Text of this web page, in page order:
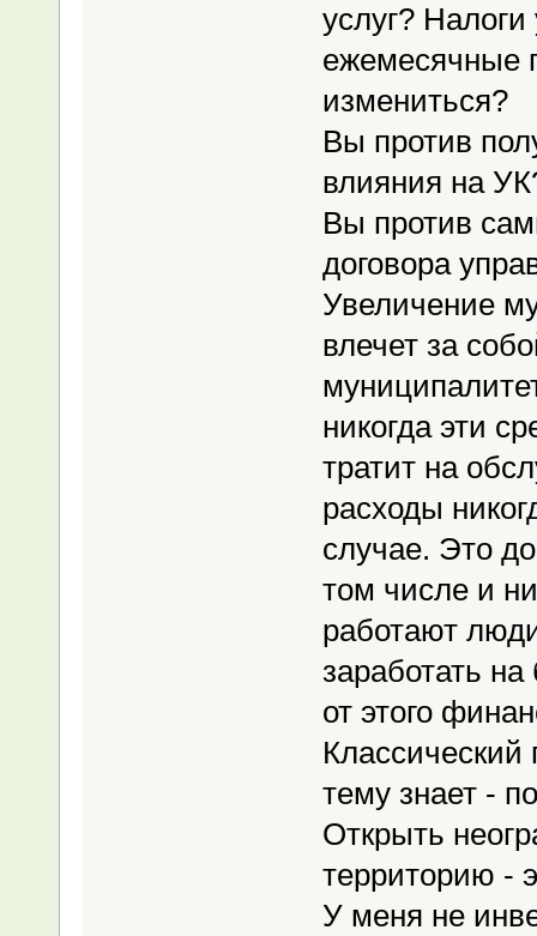
услуг?
ежемесячные
измениться?
Вы против
влияния на
Вы против
договора
Увеличение
влечет за
никогда эти
тратит на
расходы
случае. Это
том числе и
работают
заработать
от этого
тему знает -
Открыть
территорию -
У меня не